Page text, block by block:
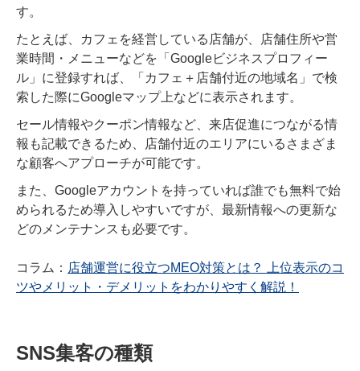
す。
たとえば、カフェを経営している店舗が、店舗住所や営
業時間・メニューなどを「Googleビジネスプロフィー
ル」に登録すれば、「カフェ＋店舗付近の地域名」で検
索した際にGoogleマップ上などに表示されます。
セール情報やクーポン情報など、来店促進につながる情
報も記載できるため、店舗付近のエリアにいるさまざま
な顧客へアプローチが可能です。
また、Googleアカウントを持っていれば誰でも無料で始
められるため導入しやすいですが、最新情報への更新な
どのメンテナンスも必要です。
コラム： 店舗運営に役立つMEO対策とは？ 上位表示のコ
ツやメリット・デメリットをわかりやすく解説！
SNS集客の種類